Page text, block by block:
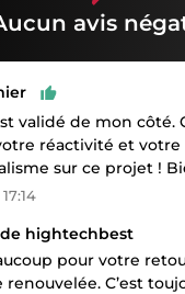
avis
validé de mon côté.
réactivité et votre
sur ce projet !
hightechbest
pour votre
renouvelée. C’est